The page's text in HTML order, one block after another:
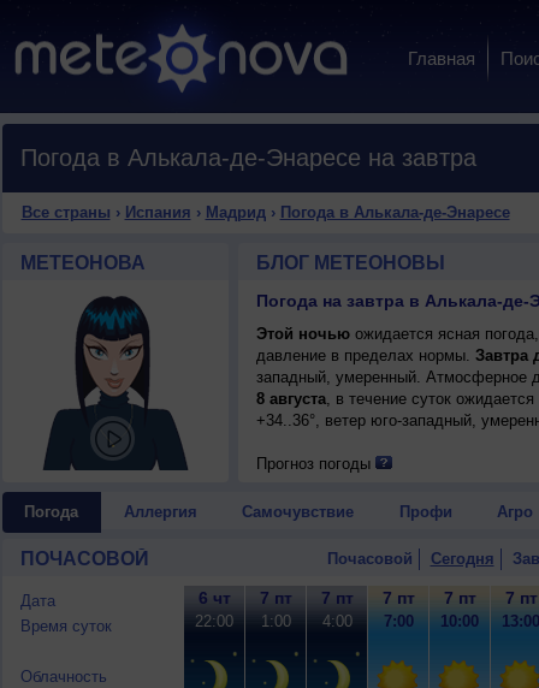
Главная
Погода в Алькала-де-Энаресе на завтра
Все страны › Испания › Мадрид› Погода в Алькала-де-Энаресе
МЕТЕОНОВА БЛОГ МЕТЕОНОВЫ
Погода на завтра в Алькала-
Этой ночьюожидается ясная
давление в пределах нормы. Завтра
западный, умеренный. Атмосферное
8 августа, в течение суток
+34..36°, ветер юго-западный,
Прогноз погоды
Погода Аллергия Самочувствие Профи Агро
ПОЧАСОВОЙ Почасовой Сегодня
Дата
Время суток
Облачность
6 чт
22:00
7 пт
1:00
7 пт
4:00
7 пт
7:00
7 пт
10:00
7 пт
13:00